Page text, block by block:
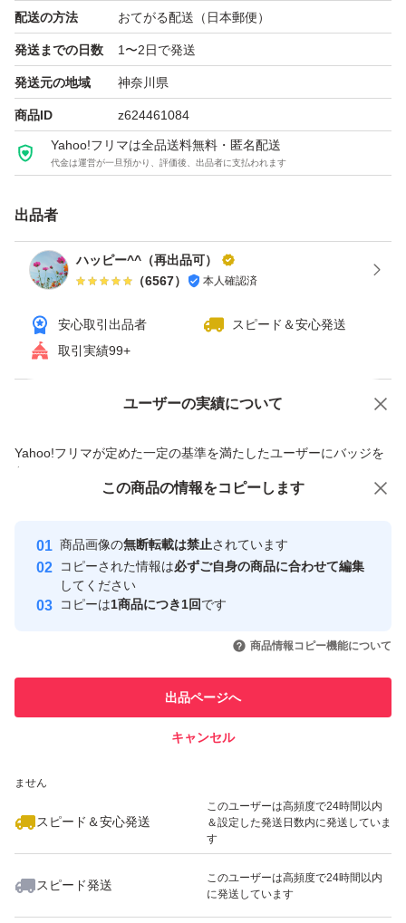
配送の方法 おてがる配送（日本郵便）
発送までの日数 1〜2日で発送
発送元の地域 神奈川県
商品ID z624461084
Yahoo!フリマは全品送料無料・匿名配送
代金は運営が一旦預かり、評価後、出品者に支払われます
出品者
ハッピー^^（再出品可）
（6567） 本人確認済
安心取引出品者
スピード＆安心発送
取引実績99+
ユーザーの実績について
Yahoo!フリマが定めた一定の基準を満たしたユーザーにバッジを
付与しています
安心取引出品者
心・安全なユーザーです
取引実績
引を完了させた実績があります
での取引実績があります
ません
スピード＆安心発送
このユーザーは高頻度で24時間以内
＆設定した発送日数内に発送していま
す
スピード発送
このユーザーは高頻度で24時間以内
に発送しています
価格の相談 商品への質問
この商品の情報をコピーします
商品画像の無断転載は禁止されています
コピーされた情報は必ずご自身の商品に合わせて編集
してください
コピーは1商品につき1回です
商品情報コピー機能について
出品ページへ
キャンセル
この商品をみている人にオススメ
いいね！
2,620